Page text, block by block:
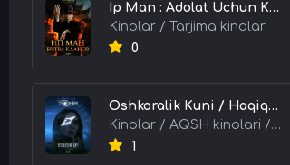
Ip Man : Adolat Uchun Kurash / Ip Man: Klanlar Jangi / Buyuk Ustoz Ip Man 2 2026 HD Uzbek tilida Tarjima kino skachat tas-ix
Kinolar / Tarjima kinolar
0
Oshkoralik Kuni / Haqiqat Oshkor Bo'lgan Kun / Sirlar Ochiladigan Kun 2026 HD Uzbek tilida Tarjima kino skachat tas-ix
Kinolar / AQSH kinolari / Tarjima kinolar
1